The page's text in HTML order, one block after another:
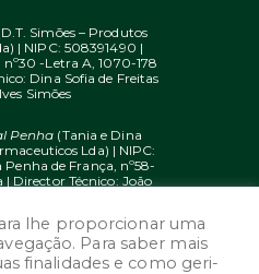
Simões – Produtos
| NIPC: 508391490 |
nº30 -Letra A, 1070-178
Dina Sofia de Freitas
Simões
Penha (Tania e Dina
Lda) | NIPC:
de França, nº58-
| Director Técnico: João
| Design and
by Dual Up
Group
lhe proporcionar uma
Para saber mais
finalidades e como geri-